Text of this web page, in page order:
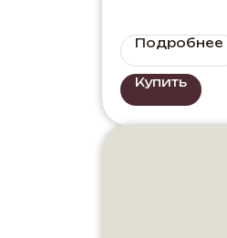
Подробнее
Купить